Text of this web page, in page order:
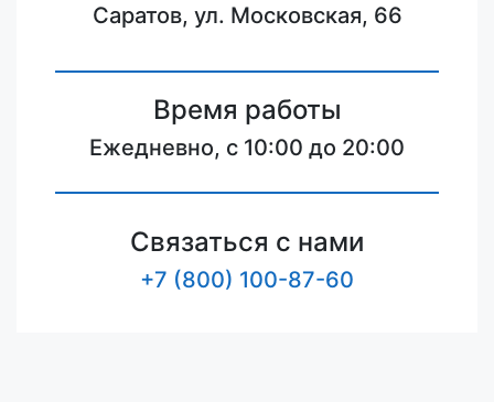
Саратов, ул. Московская, 66
Время работы
Ежедневно, с 10:00 до 20:00
Связаться с нами
+7 (800) 100-87-60